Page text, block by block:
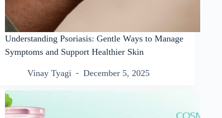
Understanding Psoriasis: Gentle Ways to Manage
Symptoms and Support Healthier Skin
Vinay Tyagi December 5, 2025